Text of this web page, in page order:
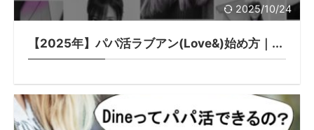
2025/10/24
【2025年】パパ活ラブアン(Love&)始め方｜...